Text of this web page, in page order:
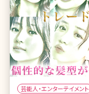
芸能人・エンターテイメント